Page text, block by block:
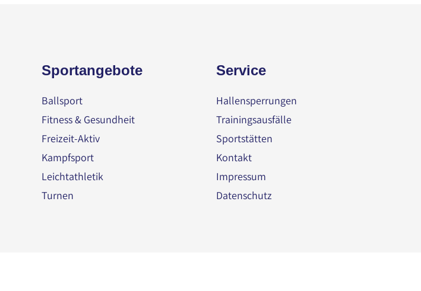
Sportangebote
Ballsport
Fitness & Gesundheit
Freizeit-Aktiv
Kampfsport
Leichtathletik
Turnen
Service
Hallensperrungen
Trainingsausfälle
Sportstätten
Kontakt
Impressum
Datenschutz